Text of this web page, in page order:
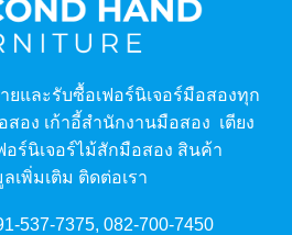
ยและรับซื้อเฟอร์นิเจอร์มือสองทุก
สอง เก้าอี้สำนักงานมือสอง เตียง
ร์นิเจอร์ไม้สักมือสอง สินค้า
พิ่มเติม ติดต่อเรา
537-7375, 082-700-7450